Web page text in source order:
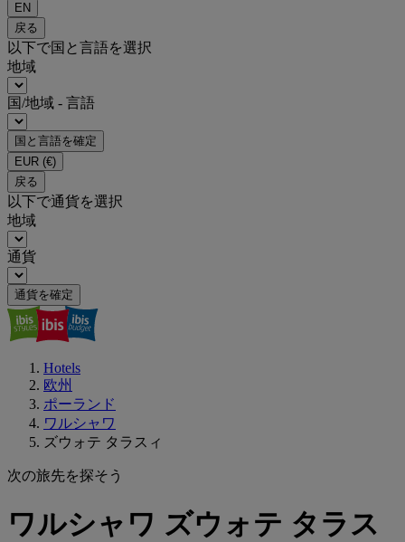
EN
戻る
以下で国と言語を選択
地域
国/地域 - 言語
国と言語を確定
EUR (€)
戻る
以下で通貨を選択
地域
通貨
通貨を確定
Hotels
欧州
ポーランド
ワルシャワ
ズウォテ タラスィ
次の旅先を探そう
ワルシャワ ズウォテ タラス